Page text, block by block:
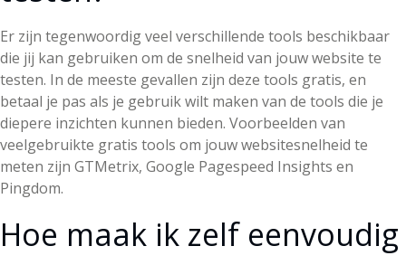
Er zijn tegenwoordig veel verschillende tools beschikbaar
die jij kan gebruiken om de snelheid van jouw website te
testen. In de meeste gevallen zijn deze tools gratis, en
betaal je pas als je gebruik wilt maken van de tools die je
diepere inzichten kunnen bieden. Voorbeelden van
veelgebruikte gratis tools om jouw websitesnelheid te
meten zijn GTMetrix, Google Pagespeed Insights en
Pingdom.
Hoe maak ik zelf eenvoudig